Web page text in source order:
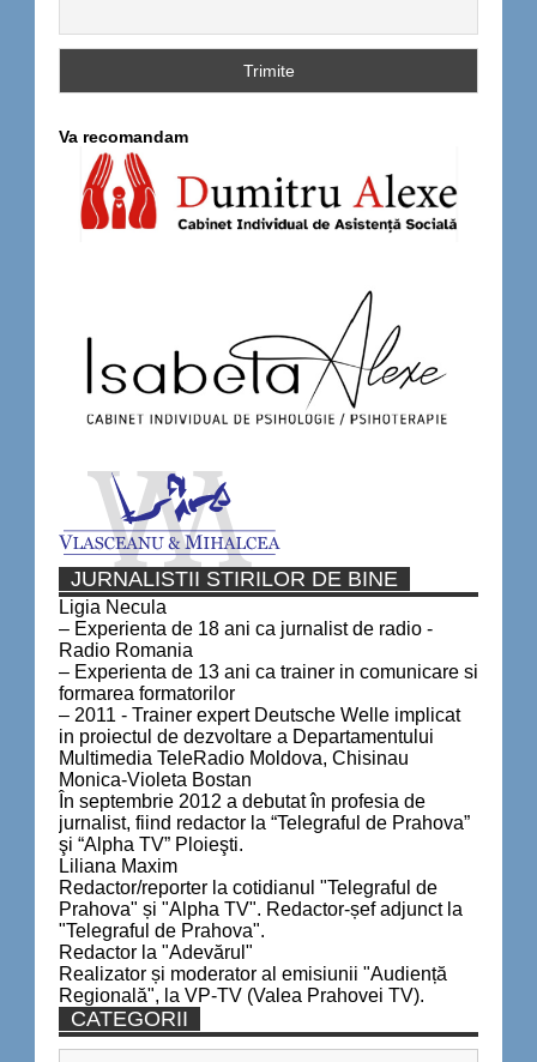
Va recomandam
JURNALISTII STIRILOR DE BINE
Ligia Necula
– Experienta de 18 ani ca jurnalist de radio -
Radio Romania
– Experienta de 13 ani ca trainer in comunicare si
formarea formatorilor
– 2011 - Trainer expert Deutsche Welle implicat
in proiectul de dezvoltare a Departamentului
Multimedia TeleRadio Moldova, Chisinau
Monica-Violeta Bostan
În septembrie 2012 a debutat în profesia de
jurnalist, fiind redactor la “Telegraful de Prahova”
şi “Alpha TV” Ploieşti.
Liliana Maxim
Redactor/reporter la cotidianul "Telegraful de
Prahova" și "Alpha TV". Redactor-șef adjunct la
"Telegraful de Prahova".
Redactor la "Adevărul"
Realizator și moderator al emisiunii "Audiență
Regională", la VP-TV (Valea Prahovei TV).
CATEGORII
Categorii